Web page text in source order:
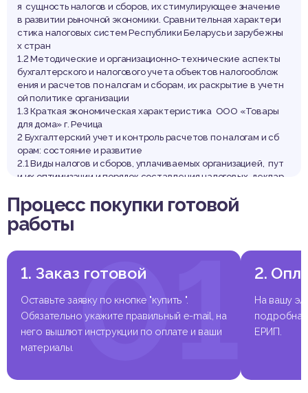
я сущность налогов и сборов, их стимулирующее значение
в развитии рыночной экономики. Сравнительная характери
стика налоговых систем Республики Беларусь и зарубежны
х стран
1.2 Методические и организационно-технические аспекты
бухгалтерского и налогового учета объектов налогооблож
ения и расчетов по налогам и сборам, их раскрытие в учетн
ой политике организации
1.3 Краткая экономическая характеристика ООО «Товары
для дома» г. Речица
2 Бухгалтерский учет и контроль расчетов по налогам и сб
орам: состояние и развитие
2.1 Виды налогов и сборов, уплачиваемых организацией, пут
и их оптимизации и порядок составления налоговых деклар
2.2 Бухгалтерский учет расчетов по налогам и сборам
2.3 Контроль правильности исчисления, своевременности
и полноты уплаты налогов и сборов в бюджет
3.1 Источники информационного обеспечения и общая мет
одика анализа расчетов по налогам и сборам
3.2 Анализ состава, структуры и динамики налогов и сборо
в организации
3.3 Анализ налоговой нагрузки организации и расчетов по на
логам и сборам
Заключение
Список использованных источников
Процесс покупки готовой
работы
01
1. Заказ готовой
Оставьте заявку по кнопке "купить ".
Обязательно укажите правильный e-mail, на
него вышлют инструкции по оплате и ваши
материалы.
2.
На вашу
подробная
ЕРИП.